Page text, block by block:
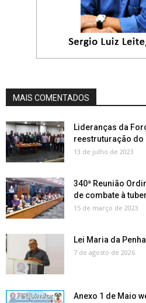
MAIS COMENTADOS
Lideranças da
reestruturação do
13 de julho de 2023
340ª Reunião
de combate à
15 de março de 2023
Lei Maria da
7 de agosto de 2026
Anexo 1 de Maio